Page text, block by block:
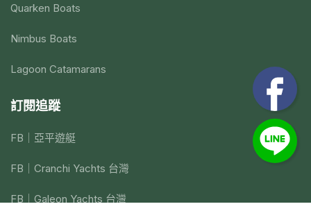
Quarken Boats
Nimbus Boats
Lagoon Catamarans
訂閱追蹤
FB｜亞平遊艇
FB｜Cranchi Yachts 台灣
FB｜Galeon Yachts 台灣